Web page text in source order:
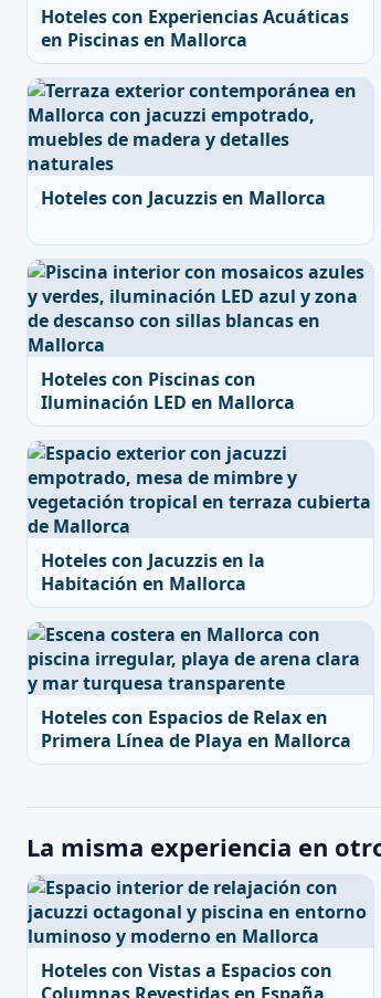
Hoteles con Experiencias Acuáticas
en Piscinas en Mallorca
Hoteles con Jacuzzis en Mallorca
Hoteles con Piscinas con
Iluminación LED en Mallorca
Hoteles con Jacuzzis en la
Habitación en Mallorca
Hoteles con Espacios de Relax en
Primera Línea de Playa en Mallorca
La misma experiencia en
Hoteles con Vistas a Espacios con